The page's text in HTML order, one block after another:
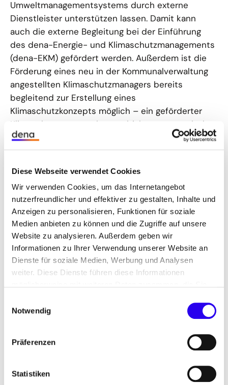
Diese Webseite verwendet Cookies
Wir verwenden Cookies, um das Internetangebot
nutzerfreundlicher und effektiver zu gestalten, Inhalte und
Anzeigen zu personalisieren, Funktionen für soziale
Medien anbieten zu können und die Zugriffe auf unsere
Website zu analysieren. Außerdem geben wir
Informationen zu Ihrer Verwendung unserer Website an
Dienste für soziale Medien, Werbung und Analysen
weiter. Diese Dienste führen diese Informationen
Nutzung der Dienste gesammelt haben.
Notwendig
Präferenzen
Statistiken
Umweltmanagementsystems durch externe
Dienstleister unterstützen lassen. Damit kann
auch die externe Begleitung bei der Einführung
des dena-Energie- und Klimaschutzmanagements
(dena-EKM) gefördert werden. Außerdem ist die
Förderung eines neu in der Kommunalverwaltung
angestellten Klimaschutzmanagers bereits
begleitend zur Erstellung eines
Klimaschutzkonzepts möglich – ein geförderter
Klimaschutzmanager konnte bislang erst nach dem
Beschluss eines Klimaschutzkonzepts eingestellt
werden. Insgesamt wird die Kommunalrichtlinie
Klimaschutz gerechter.
Anträge im Rahmen der neuen Kommunalrichtlinie
können von 1. Januar bis 31. März 2019 sowie von 1.
Juli bis 30. September 2019 beim Projektträger
Jülich eingereicht werden. Die aktuell noch gültige
Kommunalrichtlinie mit Stand vom 22. Juni 2016
tritt zum 31. Dezember 2018 außer Kraft.
Energiespar-Contracting (ESC)
nachzudenken.
Energiemanagment ESC einbeziehen, um die
Sanierung ihrer kommunalen Gebäude gebündelt